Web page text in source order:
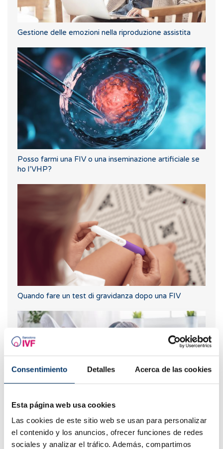
Consentimiento Detalles Acerca de las cookies
Esta página web usa cookies
Las cookies de este sitio web se usan para personalizar
el contenido y los anuncios, ofrecer funciones de redes
sociales y analizar el tráfico. Además, compartimos
Gestione delle emozioni nella riproduzione assistita
Posso farmi una FIV o una inseminazione artificiale se
ho l’VHP?
Quando fare un test di gravidanza dopo una FIV
Essere madre single